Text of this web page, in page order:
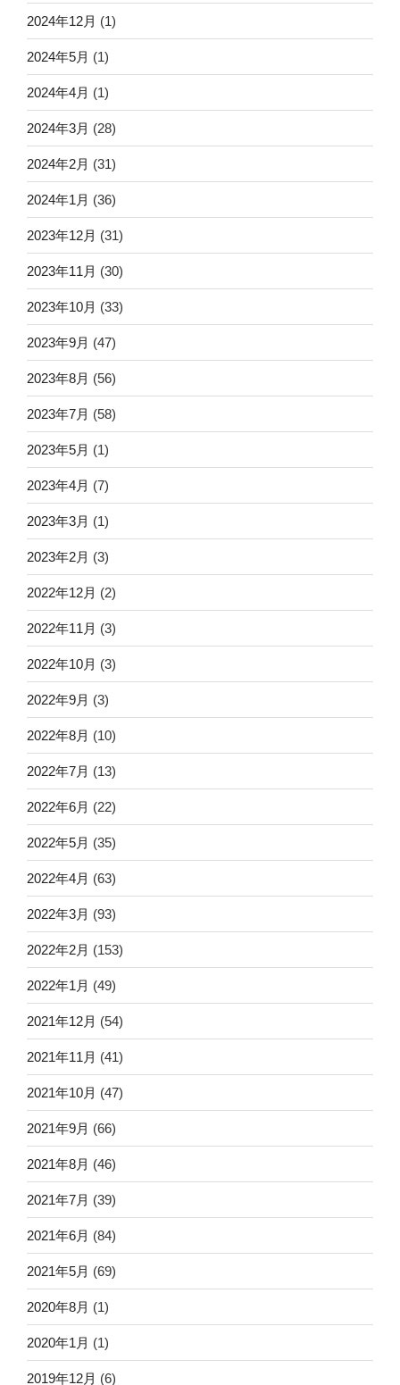
2024年12月 (1)
2024年5月 (1)
2024年4月 (1)
2024年3月 (28)
2024年2月 (31)
2024年1月 (36)
2023年12月 (31)
2023年11月 (30)
2023年10月 (33)
2023年9月 (47)
2023年8月 (56)
2023年7月 (58)
2023年5月 (1)
2023年4月 (7)
2023年3月 (1)
2023年2月 (3)
2022年12月 (2)
2022年11月 (3)
2022年10月 (3)
2022年9月 (3)
2022年8月 (10)
2022年7月 (13)
2022年6月 (22)
2022年5月 (35)
2022年4月 (63)
2022年3月 (93)
2022年2月 (153)
2022年1月 (49)
2021年12月 (54)
2021年11月 (41)
2021年10月 (47)
2021年9月 (66)
2021年8月 (46)
2021年7月 (39)
2021年6月 (84)
2021年5月 (69)
2020年8月 (1)
2020年1月 (1)
2019年12月 (6)